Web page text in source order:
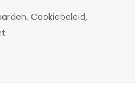
, Cookiebeleid,